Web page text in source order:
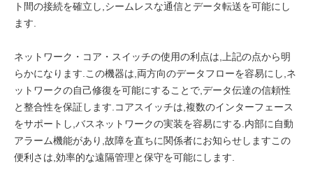
ト間の接続を確立し,シームレスな通信とデータ転送を可能にし
ます.
ネットワーク・コア・スイッチの使用の利点は,上記の点から明
らかになります.この機器は,両方向のデータフローを容易にし,ネ
ットワークの自己修復を可能にすることで,データ伝達の信頼性
と整合性を保証します.コアスイッチは,複数のインターフェース
をサポートし,バスネットワークの実装を容易にする.内部に自動
アラーム機能があり,故障を直ちに関係者にお知らせしますこの
便利さは,効率的な遠隔管理と保守を可能にします.